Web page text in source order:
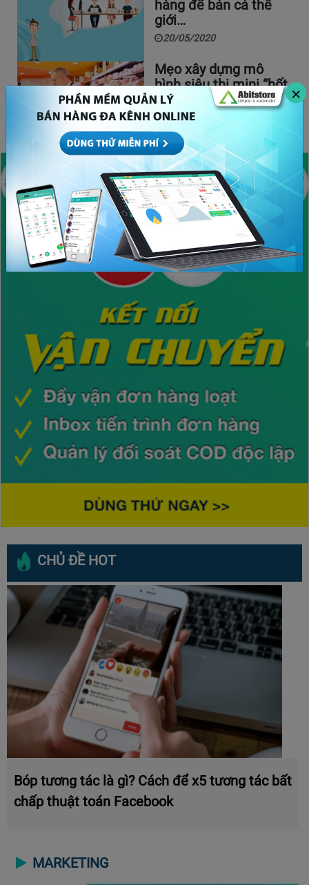
×
hàng để bán cả thế
giới…
20/05/2020
Mẹo xây dựng mô
hình siêu thị mini “hốt
bạc” nhanh…
08/04/2021
CHỦ ĐỀ HOT
Bóp tương tác là gì? Cách để x5 tương tác bất
chấp thuật toán Facebook
MARKETING